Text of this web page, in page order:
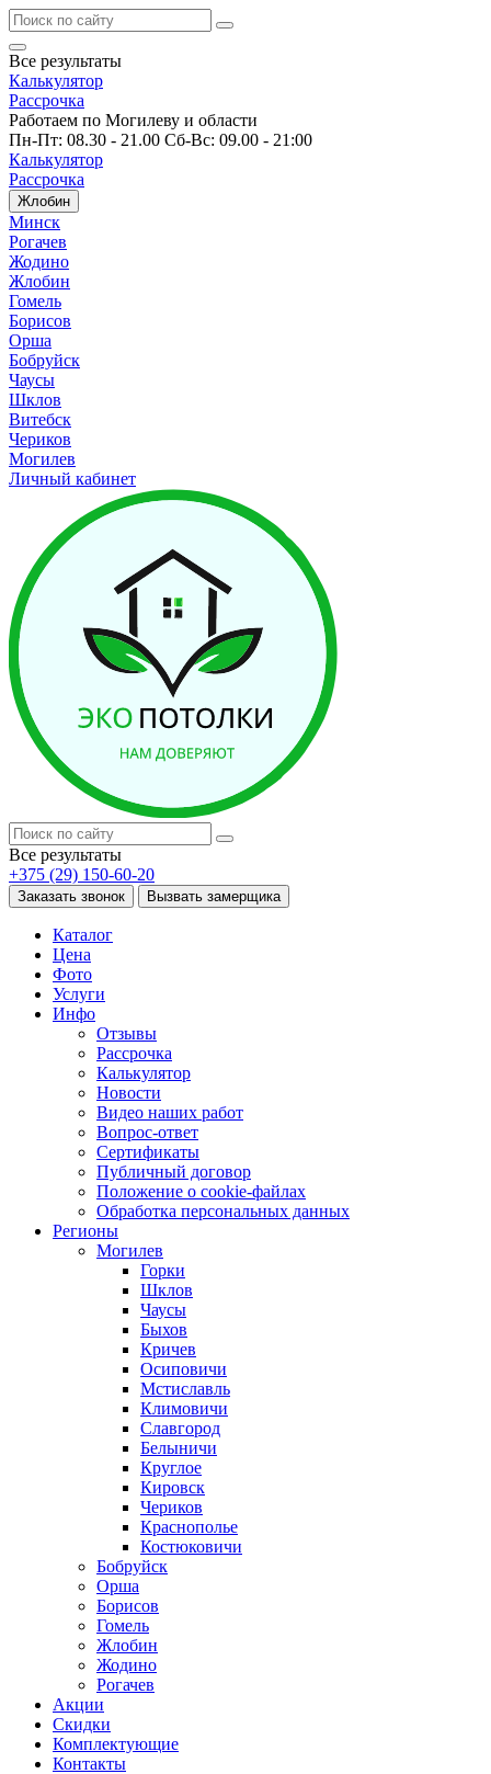
Все результаты
Калькулятор
Рассрочка
Работаем по Могилеву и области
Пн-Пт: 08.30 - 21.00 Сб-Вс: 09.00 - 21:00
Калькулятор
Рассрочка
Жлобин
Минск
Рогачев
Жодино
Жлобин
Гомель
Борисов
Орша
Бобруйск
Чаусы
Шклов
Витебск
Чериков
Могилев
Личный кабинет
Все результаты
+375 (29) 150-60-20
Заказать звонок Вызвать замерщика
Каталог
Цена
Фото
Услуги
Инфо
Отзывы
Рассрочка
Калькулятор
Новости
Видео наших работ
Вопрос-ответ
Сертификаты
Публичный договор
Положение о cookie-файлах
Обработка персональных данных
Регионы
Могилев
Горки
Шклов
Чаусы
Быхов
Кричев
Осиповичи
Мстиславль
Климовичи
Славгород
Белыничи
Круглое
Кировск
Чериков
Краснополье
Костюковичи
Бобруйск
Орша
Борисов
Гомель
Жлобин
Жодино
Рогачев
Акции
Скидки
Комплектующие
Контакты